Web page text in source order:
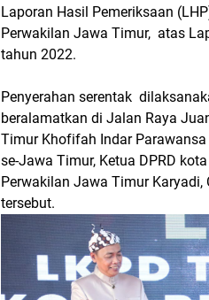
Laporan Hasil Pemeriksaan
Perwakilan Jawa Timur, atas
tahun 2022.
Penyerahan serentak
beralamatkan di Jalan Raya
Timur Khofifah Indar
se-Jawa Timur, Ketua DPRD
Perwakilan Jawa Timur Karyadi,
tersebut.